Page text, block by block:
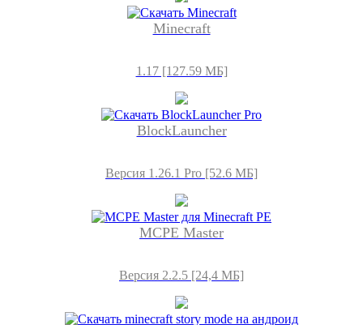
Minecraft
1.17 [127.59 МБ]
BlockLauncher
Версия 1.26.1 Pro [52.6 МБ]
MCPE Master
Версия 2.2.5 [24,4 МБ]